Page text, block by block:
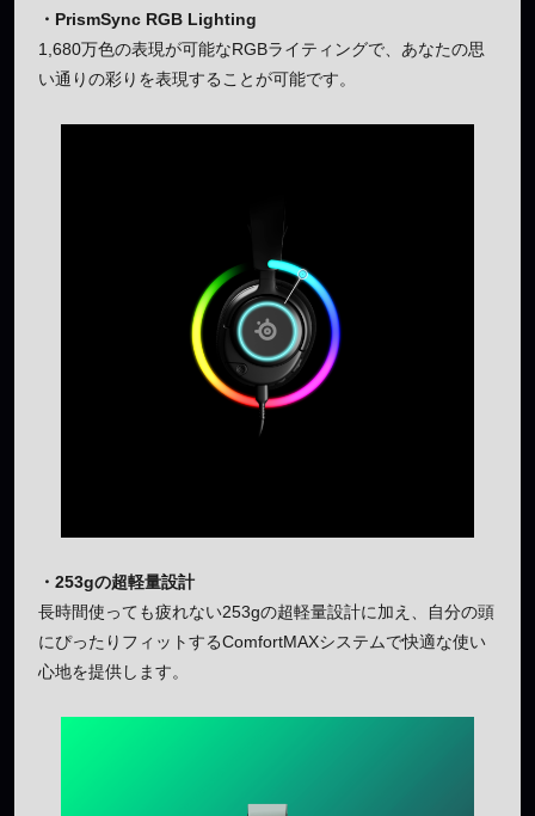
・PrismSync RGB Lighting
1,680万色の表現が可能なRGBライティングで、あなたの思
い通りの彩りを表現することが可能です。
・253gの超軽量設計
長時間使っても疲れない253gの超軽量設計に加え、自分の頭
にぴったりフィットするComfortMAXシステムで快適な使い
心地を提供します。